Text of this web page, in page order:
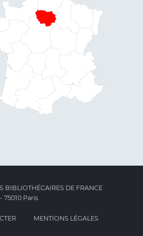
BIBLIOTHÉCAIRES DE FRANCE
75010 Paris
MENTIONS LÉGALES